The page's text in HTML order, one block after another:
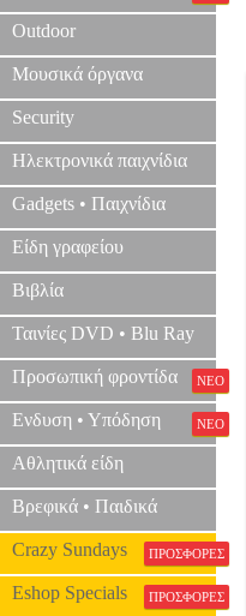
Outdoor
Μουσικά όργανα
Security
Ηλεκτρονικά παιχνίδια
Gadgets • Παιχνίδια
Είδη γραφείου
Βιβλία
Ταινίες DVD • Blu Ray
Προσωπική φροντίδα ΝΕΟ
Ενδυση • Υπόδηση ΝΕΟ
Αθλητικά είδη
Βρεφικά • Παιδικά
Crazy Sundays ΠΡΟΣΦΟΡΕΣ
Eshop Specials ΠΡΟΣΦΟΡΕΣ